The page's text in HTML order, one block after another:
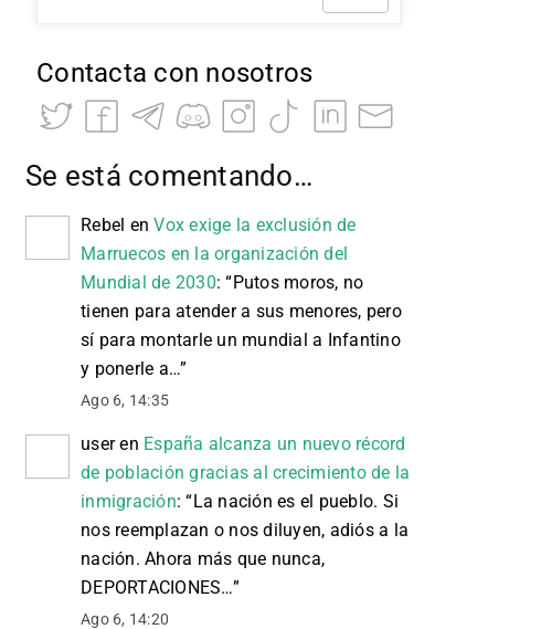
Contacta con nosotros
Se está comentando…
Rebel enVox exige la exclusión de
Marruecos en la organización del
Mundial de 2030: “Putos moros, no
tienen para atender a sus menores, pero
sí para montarle un mundial a Infantino
y ponerle a…”
Ago 6, 14:35
useren España alcanza un nuevo récord
de población gracias al crecimiento de la
inmigración: “La nación es el pueblo. Si
nos reemplazan o nos diluyen, adiós a la
nación. Ahora más que nunca,
DEPORTACIONES…”
Ago 6, 14:20